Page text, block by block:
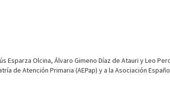
Esparza Olcina, Álvaro Gimeno Díaz de Atauri y Leo
de Atención Primaria (AEPap) y a la Asociación